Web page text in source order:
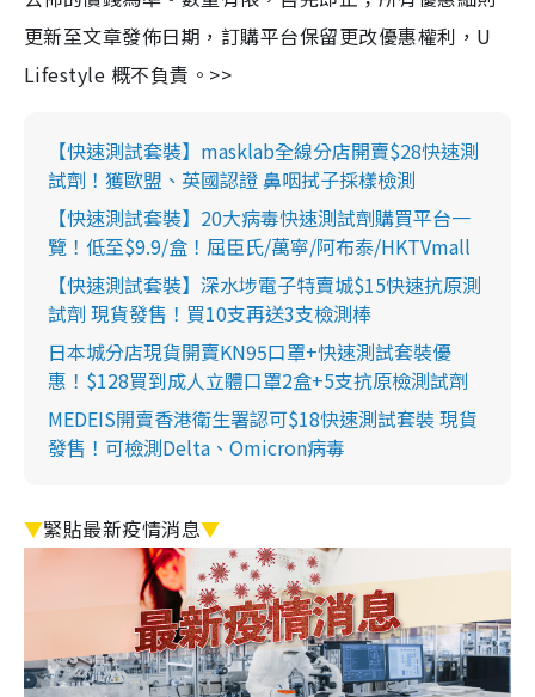
更新至文章發佈日期，訂購平台保留更改優惠權利，U
Lifestyle 概不負責。>>
【快速測試套裝】masklab全線分店開賣$28快速測
試劑！獲歐盟、英國認證 鼻咽拭子採樣檢測
【快速測試套裝】20大病毒快速測試劑購買平台一
覽！低至$9.9/盒！屈臣氏/萬寧/阿布泰/HKTVmall
【快速測試套裝】深水埗電子特賣城$15快速抗原測
試劑 現貨發售！買10支再送3支檢測棒
日本城分店現貨開賣KN95口罩+快速測試套裝優
惠！$128買到成人立體口罩2盒+5支抗原檢測試劑
MEDEIS開賣香港衛生署認可$18快速測試套裝 現貨
發售！可檢測Delta、Omicron病毒
▼緊貼最新疫情消息▼